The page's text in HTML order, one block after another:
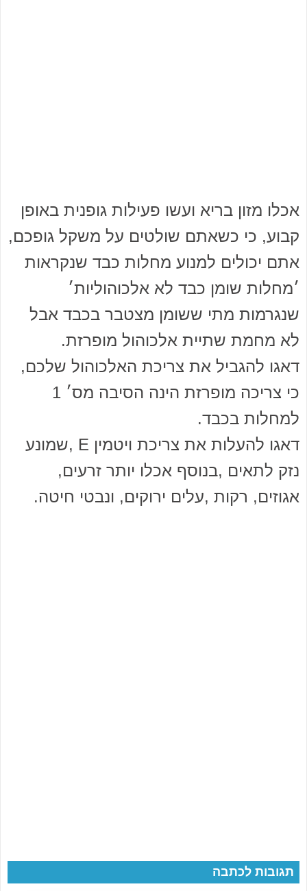
אכלו מזון בריא ועשו פעילות גופנית באופן
קבוע, כי כשאתם שולטים על משקל גופכם,
אתם יכולים למנוע מחלות כבד שנקראות
׳מחלות שומן כבד לא אלכוהוליות׳
שנגרמות מתי ששומן מצטבר בכבד אבל
לא מחמת שתיית אלכוהול מופרזת.
דאגו להגביל את צריכת האלכוהול שלכם,
כי צריכה מופרזת הינה הסיבה מס׳ 1
למחלות בכבד.
דאגו להעלות את צריכת ויטמין E ,שמונע
נזק לתאים ,בנוסף אכלו יותר זרעים,
אגוזים, רקות ,עלים ירוקים, ונבטי חיטה.
תגובות לכתבה